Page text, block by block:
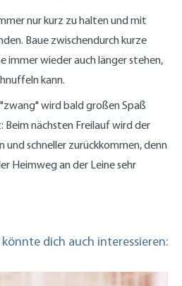
nur kurz zu halten und mit
Baue zwischendurch kurze
immer wieder auch länger stehen,
kann.
wird bald großen Spaß
Beim nächsten Freilauf wird der
und schneller zurückkommen, denn
Heimweg an der Leine sehr
könnte dich auch interessieren: